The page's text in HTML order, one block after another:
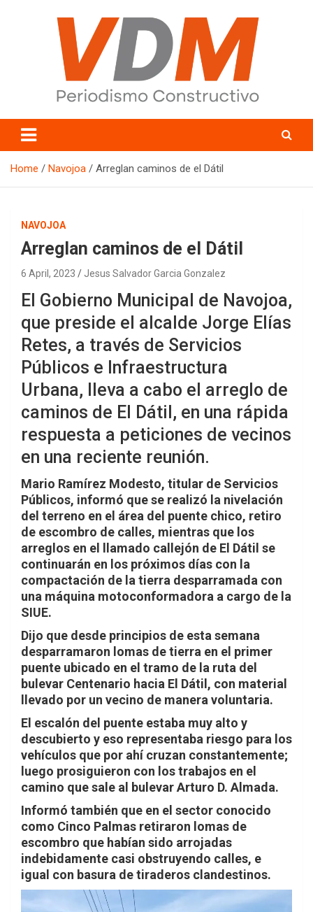
valledelmayo.com
Home Navojoa Arreglan caminos de el Dátil
NAVOJOA
Arreglan caminos de el Dátil
6 April, 2023 Jesus Salvador Garcia Gonzalez
El Gobierno Municipal de Navojoa,
que preside el alcalde Jorge Elías
Retes, a través de Servicios
Públicos e Infraestructura
Urbana, lleva a cabo el arreglo de
caminos de El Dátil, en una rápida
respuesta a peticiones de vecinos
en una reciente reunión.
Mario Ramírez Modesto, titular de Servicios
Públicos, informó que se realizó la nivelación
del terreno en el área del puente chico, retiro
de escombro de calles, mientras que los
arreglos en el llamado callejón de El Dátil se
continuarán en los próximos días con la
compactación de la tierra desparramada con
una máquina motoconformadora a cargo de la
SIUE.
Dijo que desde principios de esta semana
desparramaron lomas de tierra en el primer
puente ubicado en el tramo de la ruta del
bulevar Centenario hacia El Dátil, con material
llevado por un vecino de manera voluntaria.
El escalón del puente estaba muy alto y
descubierto y eso representaba riesgo para los
vehículos que por ahí cruzan constantemente;
luego prosiguieron con los trabajos en el
camino que sale al bulevar Arturo D. Almada.
Informó también que en el sector conocido
como Cinco Palmas retiraron lomas de
escombro que habían sido arrojadas
indebidamente casi obstruyendo calles, e
igual con basura de tiraderos clandestinos.